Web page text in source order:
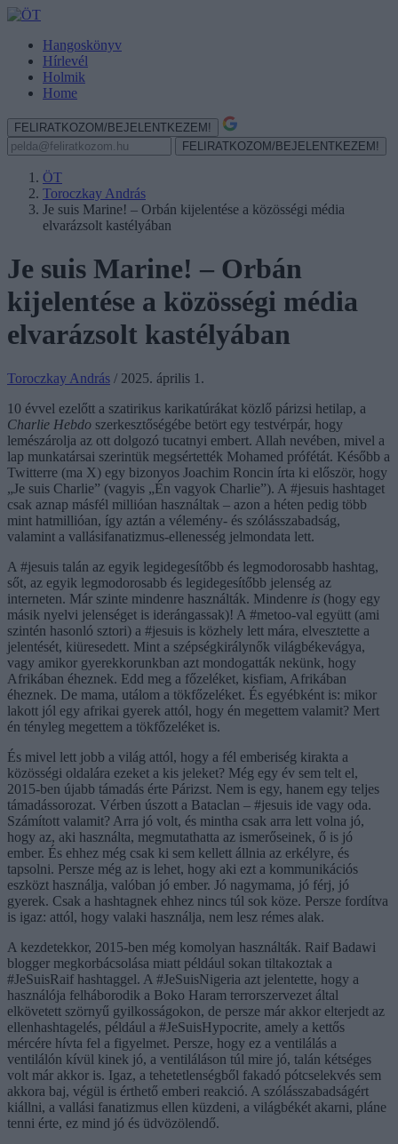
Hangoskönyv
Hírlevél
Holmik
Home
FELIRATKOZOM/BEJELENTKEZEM!
FELIRATKOZOM/BEJELENTKEZEM!
ÖT
Toroczkay András
Je suis Marine! – Orbán kijelentése a közösségi média
elvarázsolt kastélyában
Je suis Marine! – Orbán
kijelentése a közösségi média
elvarázsolt kastélyában
Toroczkay András / 2025. április 1.
10 évvel ezelőtt a szatirikus karikatúrákat közlő párizsi hetilap, a
Charlie Hebdo szerkesztőségébe betört egy testvérpár, hogy
lemészárolja az ott dolgozó tucatnyi embert. Allah nevében, mivel a
lap munkatársai szerintük megsértették Mohamed prófétát. Később a
Twitterre (ma X) egy bizonyos Joachim Roncin írta ki először, hogy
„Je suis Charlie” (vagyis „Én vagyok Charlie”). A #jesuis hashtaget
csak aznap másfél millióan használtak – azon a héten pedig több
mint hatmillióan, így aztán a vélemény- és szólásszabadság,
valamint a vallásifanatizmus-ellenesség jelmondata lett.
A #jesuis talán az egyik legidegesítőbb és legmodorosabb hashtag,
sőt, az egyik legmodorosabb és legidegesítőbb jelenség az
interneten. Már szinte mindenre használták. Mindenre is (hogy egy
másik nyelvi jelenséget is iderángassak)! A #metoo-val együtt (ami
szintén hasonló sztori) a #jesuis is közhely lett mára, elvesztette a
jelentését, kiüresedett. Mint a szépségkirálynők világbékevágya,
vagy amikor gyerekkorunkban azt mondogatták nekünk, hogy
Afrikában éheznek. Edd meg a főzeléket, kisfiam, Afrikában
éheznek. De mama, utálom a tökfőzeléket. És egyébként is: mikor
lakott jól egy afrikai gyerek attól, hogy én megettem valamit? Mert
én tényleg megettem a tökfőzeléket is.
És mivel lett jobb a világ attól, hogy a fél emberiség kirakta a
közösségi oldalára ezeket a kis jeleket? Még egy év sem telt el,
2015-ben újabb támadás érte Párizst. Nem is egy, hanem egy teljes
támadássorozat. Vérben úszott a Bataclan – #jesuis ide vagy oda.
Számított valamit? Arra jó volt, és mintha csak arra lett volna jó,
hogy az, aki használta, megmutathatta az ismerőseinek, ő is jó
ember. És ehhez még csak ki sem kellett állnia az erkélyre, és
tapsolni. Persze még az is lehet, hogy aki ezt a kommunikációs
eszközt használja, valóban jó ember. Jó nagymama, jó férj, jó
gyerek. Csak a hashtagnek ehhez nincs túl sok köze. Persze fordítva
is igaz: attól, hogy valaki használja, nem lesz rémes alak.
A kezdetekkor, 2015-ben még komolyan használták. Raif Badawi
blogger megkorbácsolása miatt például sokan tiltakoztak a
#JeSuisRaif hashtaggel. A #JeSuisNigeria azt jelentette, hogy a
használója felháborodik a Boko Haram terrorszervezet által
elkövetett szörnyű gyilkosságokon, de persze már akkor elterjedt az
ellenhashtagelés, például a #JeSuisHypocrite, amely a kettős
mércére hívta fel a figyelmet. Persze, hogy ez a ventilálás a
ventilálón kívül kinek jó, a ventiláláson túl mire jó, talán kétséges
volt már akkor is. Igaz, a tehetetlenségből fakadó pótcselekvés sem
akkora baj, végül is érthető emberi reakció. A szólásszabadságért
kiállni, a vallási fanatizmus ellen küzdeni, a világbékét akarni, pláne
tenni érte, ez mind jó és üdvözölendő.